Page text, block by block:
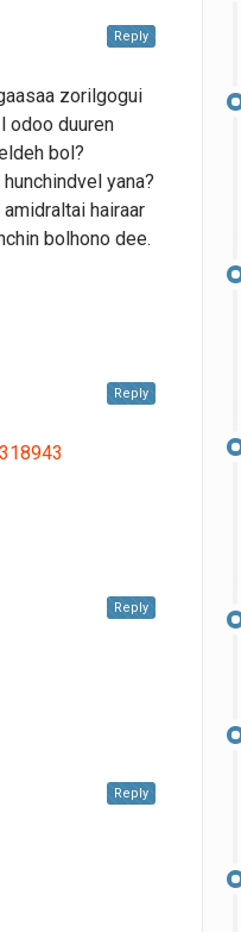
zorilgogui
odoo duuren
bol?
yana?
hairaar
bolhono dee.
Reply
Reply
Reply
Reply